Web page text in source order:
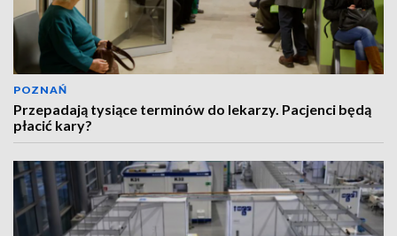
POZNAŃ
Przepadają tysiące terminów do lekarzy. Pacjenci będą
płacić kary?